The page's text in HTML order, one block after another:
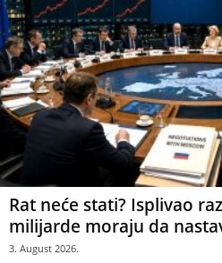
Rat neće stati? Isplivao
milijarde moraju da
3. August 2026.